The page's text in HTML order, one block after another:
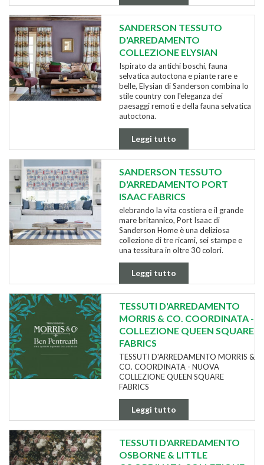
SANDERSON TESSUTO
D'ARREDAMENTO
COLLEZIONE ELYSIAN
Ispirato da antichi boschi, fauna
selvatica autoctona e piante rare e
belle, Elysian di Sanderson combina lo
stile country con l'eleganza dei
paesaggi remoti e della fauna selvatica
autoctona.
Leggi tutto
SANDERSON TESSUTO
D'ARREDAMENTO PORT
ISAAC FABRICS
elebrando la vita costiera e il grande
mare britannico, Port Isaac di
Sanderson Home è una deliziosa
collezione di tre ricami, sei stampe e
una tessitura in oltre 30 colori.
Leggi tutto
TESSUTI D'ARREDAMENTO
MORRIS & CO. COORDINATA -
COLLEZIONE QUEEN SQUARE
FABRICS
TESSUTI D'ARREDAMENTO MORRIS &
CO. COORDINATA - NUOVA
COLLEZIONE QUEEN SQUARE
FABRICS
Leggi tutto
TESSUTI D'ARREDAMENTO
OSBORNE & LITTLE